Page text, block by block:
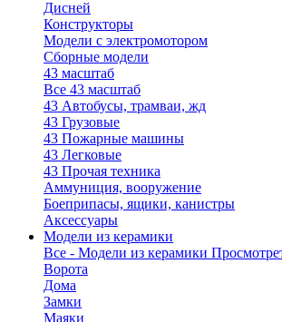
Дисней
Конструкторы
Модели с электромотором
Сборные модели
43 масштаб
Все 43 масштаб
43 Автобусы, трамваи, жд
43 Грузовые
43 Пожарные машины
43 Легковые
43 Прочая техника
Аммуниция, вооружение
Боеприпасы, ящики, канистры
Аксессуары
Модели из керамики
Все - Модели из керамики
Ворота
Дома
Замки
Маяки